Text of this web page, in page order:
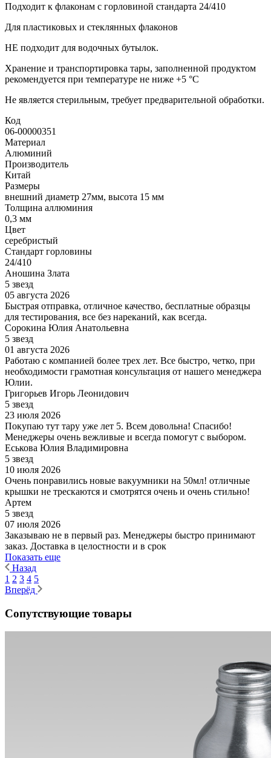
Подходит к флаконам с горловиной стандарта 24/410
Для пластиковых и стеклянных флаконов
НЕ подходит для водочных бутылок.
Хранение и транспортировка тары, заполненной продуктом
рекомендуется при температуре не ниже +5 °C
Не является стерильным, требует предварительной обработки.
Код
06-00000351
Материал
Алюминий
Производитель
Китай
Размеры
внешний диаметр 27мм, высота 15 мм
Толщина аллюминия
0,3 мм
Цвет
серебристый
Стандарт горловины
24/410
Аношина Злата
5 звезд
05 августа 2026
Быстрая отправка, отличное качество, бесплатные образцы
для тестирования, все без нареканий, как всегда.
Сорокина Юлия Анатольевна
5 звезд
01 августа 2026
Работаю с компанией более трех лет. Все быстро, четко, при
необходимости грамотная консультация от нашего менеджера
Юлии.
Григорьев Игорь Леонидович
5 звезд
23 июля 2026
Покупаю тут тару уже лет 5. Всем довольна! Спасибо!
Менеджеры очень вежливые и всегда помогут с выбором.
Еськова Юлия Владимировна
5 звезд
10 июля 2026
Очень понравились новые вакуумники на 50мл! отличные
крышки не трескаются и смотрятся очень и очень стильно!
Артем
5 звезд
07 июля 2026
Заказываю не в первый раз. Менеджеры быстро принимают
заказ. Доставка в целостности и в срок
Показать еще
Назад
1 2 3 4 5
Вперёд
Сопутствующие товары